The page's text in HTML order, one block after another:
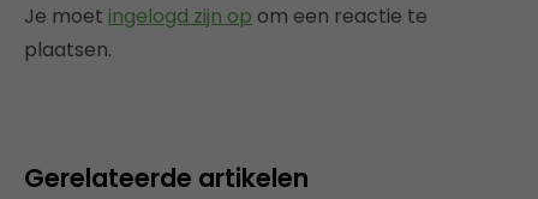
Je moet ingelogd zijn op om een reactie te
plaatsen.
Gerelateerde artikelen